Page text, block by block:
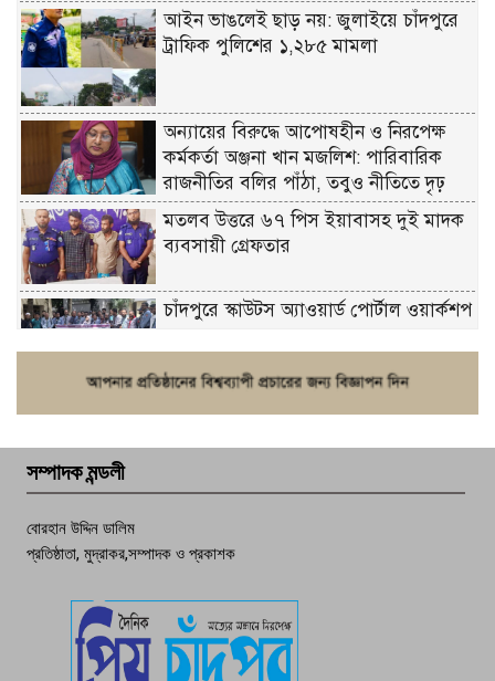
আইন ভাঙলেই ছাড় নয়: জুলাইয়ে চাঁদপুরে
ট্রাফিক পুলিশের ১,২৮৫ মামলা
অন্যায়ের বিরুদ্ধে আপোষহীন ও নিরপেক্ষ
কর্মকর্তা অঞ্জনা খান মজলিশ: পারিবারিক
রাজনীতির বলির পাঁঠা, তবুও নীতিতে দৃঢ়
মতলব উত্তরে ৬৭ পিস ইয়াবাসহ দুই মাদক
ব্যবসায়ী গ্রেফতার
চাঁদপুরে স্কাউটস অ্যাওয়ার্ড পোর্টাল ওয়ার্কশপ
পচা দুর্গন্ধে ৯৯৯-এ ফোন, ফরিদগঞ্জে
সম্পাদক মন্ডলী
বোরহান উদ্দিন ডালিম
প্রতিষ্ঠাতা, মুদ্রাকর,সম্পাদক ও প্রকাশক